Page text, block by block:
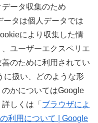
ータ収集のため
タは個人データでは
により収集した情
ユーザーエクスペリエ
のために利用されてい
に扱い、どのような形
かについてはGoogle
しくは「 ブラウザによ
利用について | Google